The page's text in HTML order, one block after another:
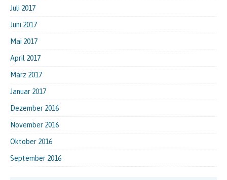
Juli 2017
Juni 2017
Mai 2017
April 2017
März 2017
Januar 2017
Dezember 2016
November 2016
Oktober 2016
September 2016